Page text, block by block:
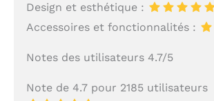
développe le
musical de
Découverte
prononcer ses
mouvement
Design et esthétique :
Accessoires et fonctionnalités :
Notes des utilisateurs 4.7/5
Note de 4.7 pour 2185 utilisateurs